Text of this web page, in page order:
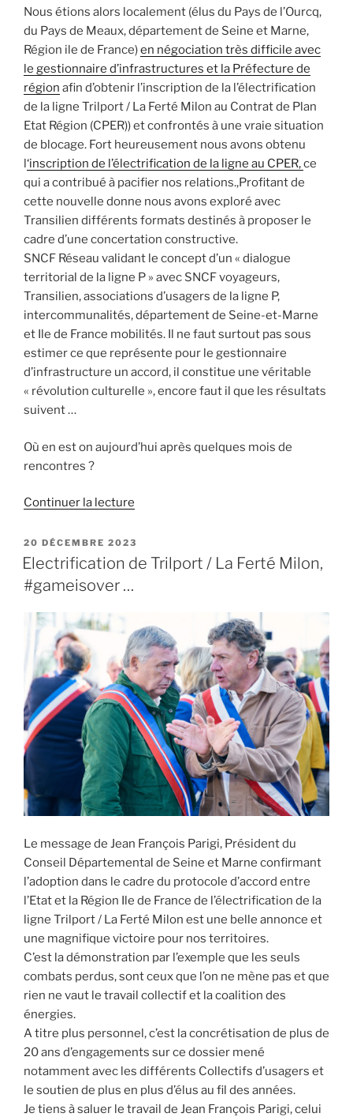
Nous étions alors localement (élus du Pays de l’Ourcq,
du Pays de Meaux, département de Seine et Marne,
Région ile de France)en négociation très difficile avec
le gestionnaire d’infrastructures et la Préfecture de
région afin d’obtenir l’inscription de la l’électrification
de la ligne Trilport / La Ferté Milon au Contrat de Plan
Etat Région (CPER)) et confrontés à une vraie situation
de blocage. Fort heureusement nous avons obtenu
l‘inscription de l’électrification de la ligne au CPER,ce
qui a contribué à pacifier nos relations.,Profitant de
cette nouvelle donne nous avons exploré avec
Transilien différents formats destinés à proposer le
cadre d’une concertation constructive.
SNCF Réseau validant le concept d’un « dialogue
territorial de la ligne P » avec SNCF voyageurs,
Transilien, associations d’usagers de la ligne P,
intercommunalités, département de Seine-et-Marne
et Ile de France mobilités. Il ne faut surtout pas sous
estimer ce que représente pour le gestionnaire
d’infrastructure un accord, il constitue une véritable
« révolution culturelle », encore faut il que les résultats
suivent …
Où en est on aujourd’hui après quelques mois de
rencontres ?
Continuer la lecture
P
:
une
option »
PUBLIÉ
LE
20 DÉCEMBRE 2023
Electrification de Trilport / La Ferté Milon,
#gameisover …
Le message de Jean François Parigi, Président du
Conseil Départemental de Seine et Marne confirmant
l’adoption dans le cadre du protocole d’accord entre
l’Etat et la Région Ile de France de l’électrification de la
ligne Trilport / La Ferté Milon est une belle annonce et
une magnifique victoire pour nos territoires.
C’est la démonstration par l’exemple que les seuls
combats perdus, sont ceux que l’on ne mène pas et que
rien ne vaut le travail collectif et la coalition des
énergies.
A titre plus personnel, c’est la concrétisation de plus de
20 ans d’engagements sur ce dossier mené
notamment avec les différents Collectifs d’usagers et
le soutien de plus en plus d’élus au fil des années.
Je tiens à saluer le travail de Jean François Parigi, celui